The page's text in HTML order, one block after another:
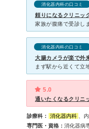
消化器内科の口コミ
頼りになるクリニッ
消化器内科の口コミ
大腸カメラが楽で外
5.0
通いたくなるクリニ
診療科： 消化器内科
、
専門医・資格： 消化器病